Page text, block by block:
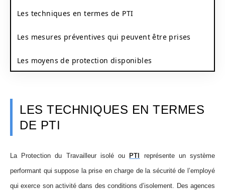
Les techniques en termes de PTI
Les mesures préventives qui peuvent être prises
Les moyens de protection disponibles
LES TECHNIQUES EN TERMES
DE PTI
La Protection du Travailleur isolé ouPTI représente un système
performant qui suppose la prise en charge de la sécurité de l’employé
qui exerce son activité dans des conditions d’isolement. Des agences